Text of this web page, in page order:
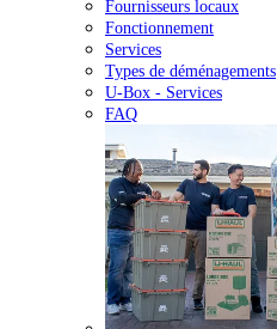
Fournisseurs locaux
Fonctionnement
Services
Types de déménagements
U-Box - Services
FAQ